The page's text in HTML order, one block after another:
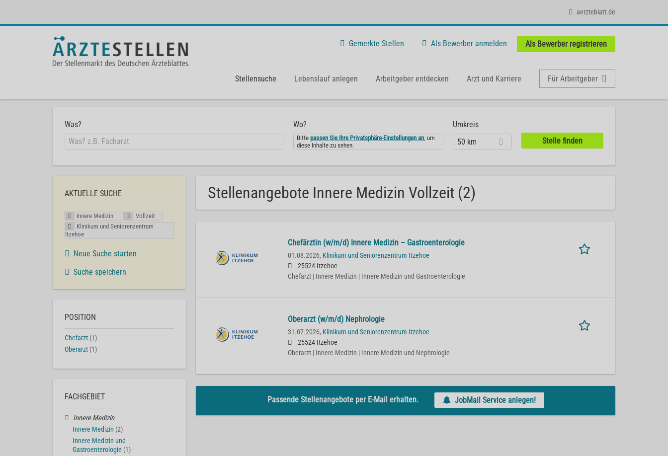
aerzteblatt.de
Gemerkte Stellen Als Bewerber anmelden Als Bewerber registrieren
Stellensuche Lebenslauf anlegen Arbeitgeber entdecken Arzt und Karriere Für Arbeitgeber
Was? Wo?
Bittepassen Sie Ihre Privatsphäre-Einstellungen an, um
diese Inhalte zu sehen.
Umkreis
50 km
Stellenangebote Innere Medizin Vollzeit (2)
Chefärztin (w/m/d) Innere Medizin – Gastroenterologie
01.08.2026, Klinikum und Seniorenzentrum Itzehoe
25524 Itzehoe
Chefarzt | Innere Medizin | Innere Medizin und Gastroenterologie
Oberarzt (w/m/d) Nephrologie
31.07.2026, Klinikum und Seniorenzentrum Itzehoe
25524 Itzehoe
Oberarzt | Innere Medizin | Innere Medizin und Nephrologie
Passende Stellenangebote per E-Mail erhalten. JobMail Service anlegen!
AKTUELLE SUCHE
Innere Medizin
Vollzeit
Klinikum und Seniorenzentrum
Itzehoe
Neue Suche starten
Suche speichern
POSITION
Chefarzt (1)
Oberarzt (1)
FACHGEBIET
Innere Medizin
Innere Medizin (2)
Innere Medizin und
Gastroenterologie (1)